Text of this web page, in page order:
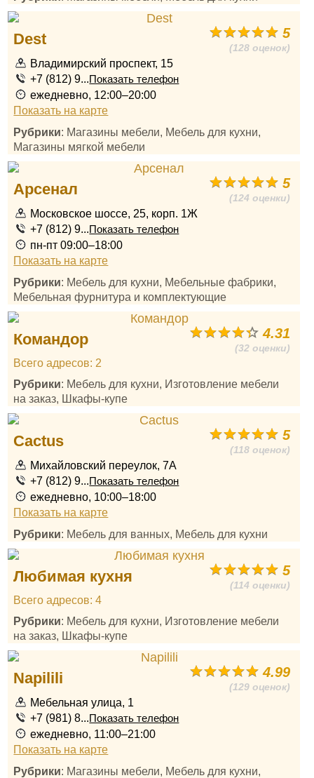
5
(128 оценок)
Dest
Владимирский проспект, 15
+7 (812) 9...Показать телефон
ежедневно, 12:00–20:00
Показать на карте
Рубрики: Магазины мебели, Мебель для кухни,
Магазины мягкой мебели
5
(124 оценки)
Арсенал
Московское шоссе, 25, корп. 1Ж
+7 (812) 9...Показать телефон
пн-пт 09:00–18:00
Показать на карте
Рубрики: Мебель для кухни, Мебельные фабрики,
Мебельная фурнитура и комплектующие
4.31
(32 оценки)
Командор
Всего адресов: 2
Рубрики: Мебель для кухни, Изготовление мебели
на заказ, Шкафы-купе
5
(118 оценок)
Cactus
Михайловский переулок, 7А
+7 (812) 9...Показать телефон
ежедневно, 10:00–18:00
Показать на карте
Рубрики: Мебель для ванных, Мебель для кухни
5
(114 оценки)
Любимая кухня
Всего адресов: 4
Рубрики: Мебель для кухни, Изготовление мебели
на заказ, Шкафы-купе
4.99
(129 оценок)
Napilili
Мебельная улица, 1
+7 (981) 8...Показать телефон
ежедневно, 11:00–21:00
Показать на карте
Рубрики: Магазины мебели, Мебель для кухни,